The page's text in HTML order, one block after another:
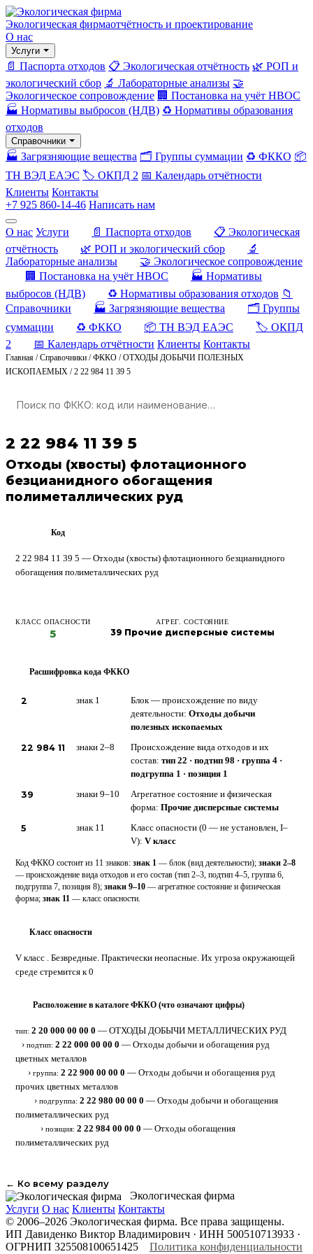
Экологическая фирмаотчётность и проектирование
О нас
Услуги
📄 Паспорта отходов 📋 Экологическая отчётность 🌿 РОП и
экологический сбор 🔬 Лабораторные анализы 🤝
Экологическое сопровождение 🏢 Постановка на учёт НВОС
🏭 Нормативы выбросов (НДВ) ♻️ Нормативы образования
отходов
Справочники
🏭 Загрязняющие вещества 🗂️ Группы суммации ♻️ ФККО 📦
ТН ВЭД ЕАЭС 🏷️ ОКПД 2 📅 Календарь отчётности
Клиенты Контакты
+7 925 860-14-46 Написать нам
О нас Услуги 📄 Паспорта отходов
📋 Экологическая
отчётность
🌿 РОП и экологический сбор
🔬
Лабораторные анализы
🤝 Экологическое сопровождение
🏢 Постановка на учёт НВОС
🏭 Нормативы
выбросов (НДВ)
♻️ Нормативы образования отходов 📁
Справочники
🏭 Загрязняющие вещества
🗂️ Группы
суммации
♻️ ФККО 📦 ТН ВЭД ЕАЭС
🏷️ ОКПД
2
📅 Календарь отчётности Клиенты Контакты
Главная /Справочники /ФККО /ОТХОДЫ ДОБЫЧИ ПОЛЕЗНЫХ
ИСКОПАЕМЫХ /2 22 984 11 39 5
2 22 984 11 39 5
Отходы (хвосты) флотационного
безцианидного обогащения
полиметаллических руд
Код
2 22 984 11 39 5 — Отходы (хвосты) флотационного безцианидного
обогащения полиметаллических руд
КЛАСС ОПАСНОСТИ
5
АГРЕГ. СОСТОЯНИЕ
39 Прочие дисперсные системы
Расшифровка кода ФККО
2 знак 1
Блок — происхождение по виду
деятельности: Отходы добычи
полезных ископаемых
22 984 11 знаки 2–8
Происхождение вида отходов и их
состав: тип 22 · подтип 98 · группа 4 ·
подгруппа 1 · позиция 1
39 знаки 9–10
Агрегатное состояние и физическая
форма: Прочие дисперсные системы
5 знак 11
Класс опасности (0 — не установлен, I–
V): V класс
Код ФККО состоит из 11 знаков: знак 1 — блок (вид деятельности); знаки 2–8
— происхождение вида отходов и его состав (тип 2–3, подтип 4–5, группа 6,
подгруппа 7, позиция 8); знаки 9–10 — агрегатное состояние и физическая
форма; знак 11 — класс опасности.
Класс опасности
V класс . Безвредные. Практически неопасные. Их угроза окружающей
среде стремится к 0
Расположение в каталоге ФККО (что означают цифры)
тип: 2 20 000 00 00 0 — ОТХОДЫ ДОБЫЧИ МЕТАЛЛИЧЕСКИХ РУД
› подтип: 2 22 000 00 00 0 — Отходы добычи и обогащения руд
цветных металлов
› группа: 2 22 900 00 00 0 — Отходы добычи и обогащения руд
прочих цветных металлов
› подгруппа: 2 22 980 00 00 0 — Отходы добычи и обогащения
полиметаллических руд
› позиция: 2 22 984 00 00 0 — Отходы обогащения
полиметаллических руд
← Ко всему разделу
Экологическая фирма
Услуги О нас Клиенты Контакты
© 2006–2026 Экологическая фирма. Все права защищены.
ИП Давиденко Виктор Владимирович · ИНН 500510713933 ·
ОГРНИП 325508100651425
Политика конфиденциальности